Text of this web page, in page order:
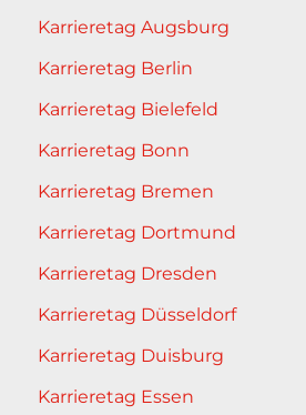
Karrieretag Augsburg
Karrieretag Berlin
Karrieretag Bielefeld
Karrieretag Bonn
Karrieretag Bremen
Karrieretag Dortmund
Karrieretag Dresden
Karrieretag Düsseldorf
Karrieretag Duisburg
Karrieretag Essen